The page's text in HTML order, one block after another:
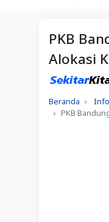
PKB
Alokasi
Beranda
PKB